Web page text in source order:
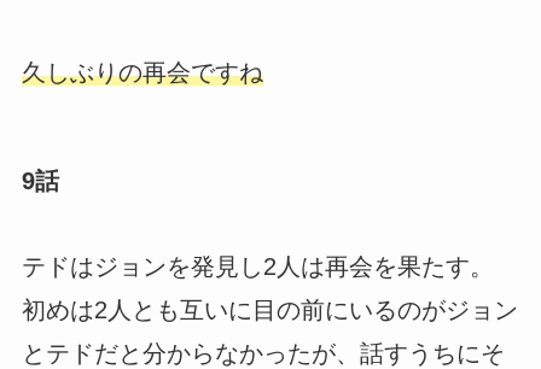
久しぶりの再会ですね
9話
テドはジョンを発見し2人は再会を果たす。
初めは2人とも互いに目の前にいるのがジョン
とテドだと分からなかったが、話すうちにそ